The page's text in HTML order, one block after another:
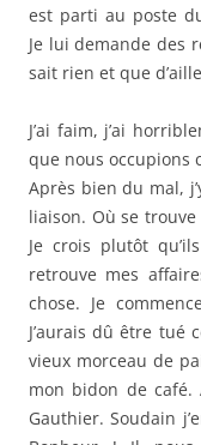
J’aurais dû être tué
vieux morceau de
mon bidon de café.
Bonheur ! Il
repartons là-haut. Il
Cette entrée a été
8e Arnould Vaast ,
canon revolver,
Desplats
,d’Ornant,
Maxime Moreau,
Vals,Vasson,Vouziers,